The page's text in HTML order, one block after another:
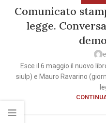
Comunicato
legge.
Esce il 6 maggio il nuovo
siulp) e Mauro Ravarino